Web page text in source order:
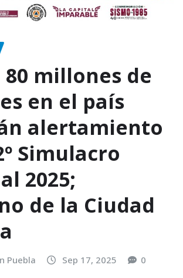
80 millones de
en el país
alertamiento
Simulacro
2025;
de la Ciudad
Puebla Sep 17, 2025 0